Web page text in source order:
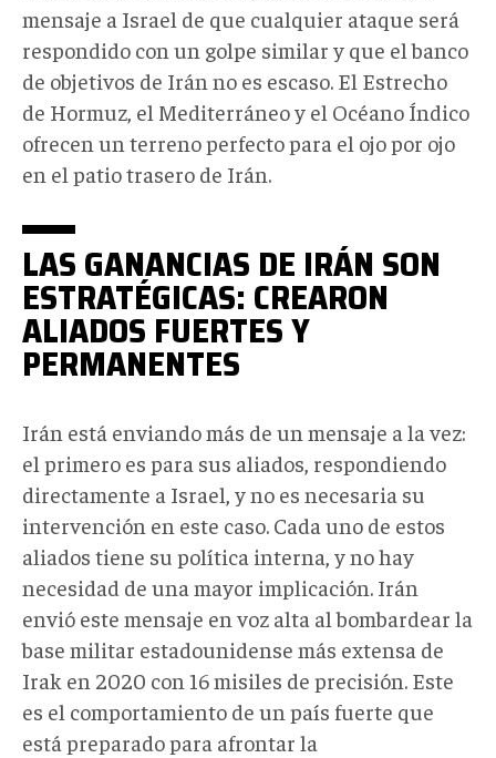
mensaje a Israel de que cualquier ataque será
respondido con un golpe similar y que el banco
de objetivos de Irán no es escaso. El Estrecho
de Hormuz, el Mediterráneo y el Océano Índico
ofrecen un terreno perfecto para el ojo por ojo
en el patio trasero de Irán.
LAS GANANCIAS DE IRÁN SON
ESTRATÉGICAS: CREARON
ALIADOS FUERTES Y
PERMANENTES
Irán está enviando más de un mensaje a la vez:
el primero es para sus aliados, respondiendo
directamente a Israel, y no es necesaria su
intervención en este caso. Cada uno de estos
aliados tiene su política interna, y no hay
necesidad de una mayor implicación. Irán
envió este mensaje en voz alta al bombardear la
base militar estadounidense más extensa de
Irak en 2020 con 16 misiles de precisión. Este
es el comportamiento de un país fuerte que
está preparado para afrontar la